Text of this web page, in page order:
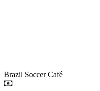
Brazil Soccer Café